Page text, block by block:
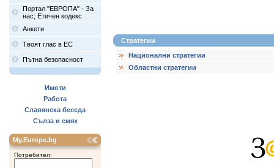
Портал "ЕВРОПА" - За
нас; Етичен кодекс
Анкети
Твоят глас в ЕС
Пътна безопасност
Имоти
Работа
Славянска беседа
Сълза и смях
My.Europe.bg
Потребител:
Стратегии
Национални стратегии
Областни стратегии